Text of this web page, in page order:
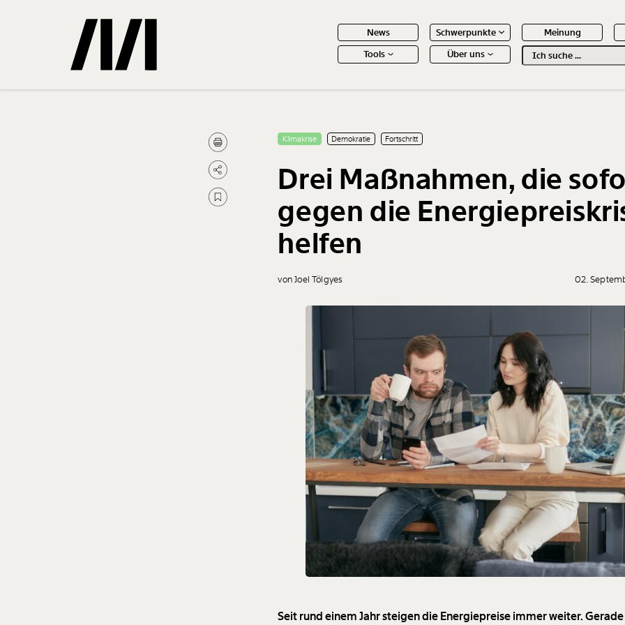
News Schwerpunkte
Meinung
Tools
Über uns
Gemerkte Inhalte
Treffer
Klimakrise Demokratie Fortschritt
Drei Maßnahmen, die
gegen die
helfen
von Joel Tölgyes 02.
Seit rund einem Jahr steigen die Energiepreise immer weiter.